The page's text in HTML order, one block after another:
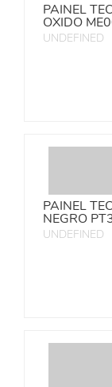
PAINEL
OXIDO
UNDEFINED
PAINEL
NEGRO
UNDEFINED